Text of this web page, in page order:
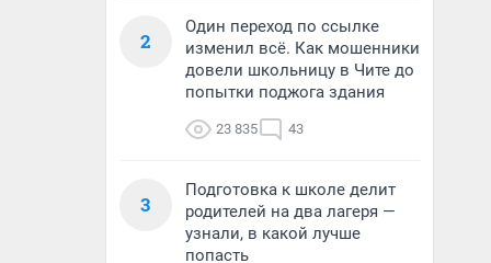
2
Один переход по ссылке
изменил всё. Как мошенники
довели школьницу в Чите до
попытки поджога здания
23 835 43
3
Подготовка к школе делит
родителей на два лагеря —
узнали, в какой лучше
попасть